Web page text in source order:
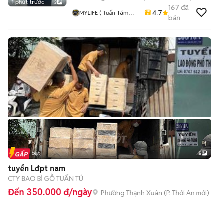
1 phút trước 3
MYLIFE ( Tuấn Tám
MTB, Nokia, Mobiado,
Vertu Các Loại
4.7
167 đã
bán
Tin nổi bật 5
tuyển Lđpt nam
CTY BAO BÌ GỖ TUẤN TÚ
Đến 350.000 đ/ngày Phường Thạnh Xuân (P. Thới An mới)